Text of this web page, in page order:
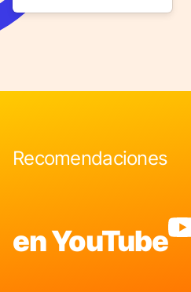
Recomendaciones
en YouTube